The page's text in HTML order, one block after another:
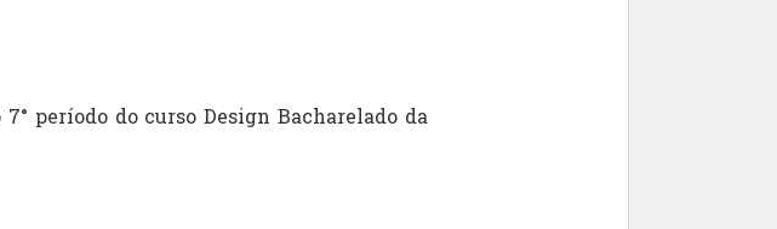
período do curso Design Bacharelado da